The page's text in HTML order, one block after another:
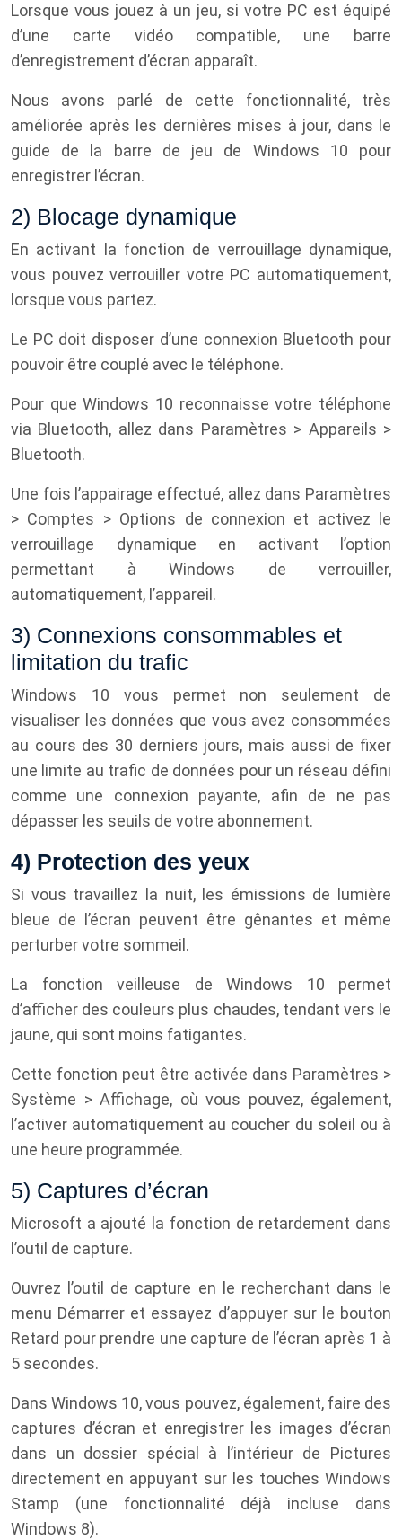
Lorsque vous jouez à un jeu, si votre PC est équipé
d’une carte vidéo compatible, une barre
d’enregistrement d’écran apparaît.
Nous avons parlé de cette fonctionnalité, très
améliorée après les dernières mises à jour, dans le
guide de la barre de jeu de Windows 10 pour
enregistrer l’écran.
2) Blocage dynamique
En activant la fonction de verrouillage dynamique,
vous pouvez verrouiller votre PC automatiquement,
lorsque vous partez.
Le PC doit disposer d’une connexion Bluetooth pour
pouvoir être couplé avec le téléphone.
Pour que Windows 10 reconnaisse votre téléphone
via Bluetooth, allez dans Paramètres > Appareils >
Bluetooth.
Une fois l’appairage effectué, allez dans Paramètres
> Comptes > Options de connexion et activez le
verrouillage dynamique en activant l’option
permettant à Windows de verrouiller,
automatiquement, l’appareil.
3) Connexions consommables et
limitation du trafic
Windows 10 vous permet non seulement de
visualiser les données que vous avez consommées
au cours des 30 derniers jours, mais aussi de fixer
une limite au trafic de données pour un réseau défini
comme une connexion payante, afin de ne pas
dépasser les seuils de votre abonnement.
4) Protection des yeux
Si vous travaillez la nuit, les émissions de lumière
bleue de l’écran peuvent être gênantes et même
perturber votre sommeil.
La fonction veilleuse de Windows 10 permet
d’afficher des couleurs plus chaudes, tendant vers le
jaune, qui sont moins fatigantes.
Cette fonction peut être activée dans Paramètres >
Système > Affichage, où vous pouvez, également,
l’activer automatiquement au coucher du soleil ou à
une heure programmée.
5) Captures d’écran
Microsoft a ajouté la fonction de retardement dans
l’outil de capture.
Ouvrez l’outil de capture en le recherchant dans le
menu Démarrer et essayez d’appuyer sur le bouton
Retard pour prendre une capture de l’écran après 1 à
5 secondes.
Dans Windows 10, vous pouvez, également, faire des
captures d’écran et enregistrer les images d’écran
dans un dossier spécial à l’intérieur de Pictures
directement en appuyant sur les touches Windows
Stamp (une fonctionnalité déjà incluse dans
Windows 8).